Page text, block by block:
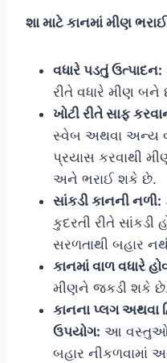
શા માટે કાનમાં મીણ
વધારે પડતું ઉત્પાદન:
રીતે વધારે મીણ બને
ખોટી રીતે સાફ
સ્વેબ અથવા અન્ય
પ્રયાસ કરવાથી
અને ભરાઈ શકે છે.
સાંકડી કાનની નળી:
કુદરતી રીતે
સરળતાથી બહાર
કાનમાં વાળ વધારે
મીણને જકડી શકે
કાનના પ્લગ અથવા
ઉપયોગ: આ
બહાર નીકળવામાં